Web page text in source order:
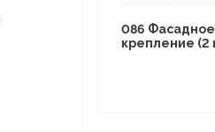
086 Фасадное
крепление (2